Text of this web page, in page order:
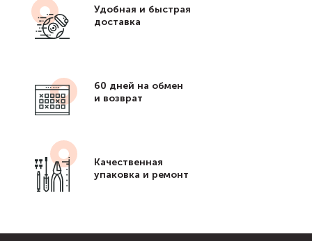
Удобная и быстрая
доставка
60 дней на обмен
и возврат
Качественная
упаковка и ремонт